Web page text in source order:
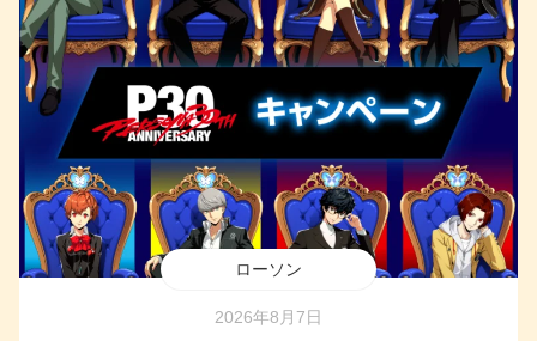
ローソン
2026年8月7日